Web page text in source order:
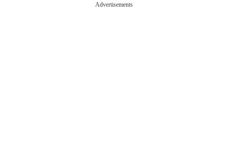
Advertisements